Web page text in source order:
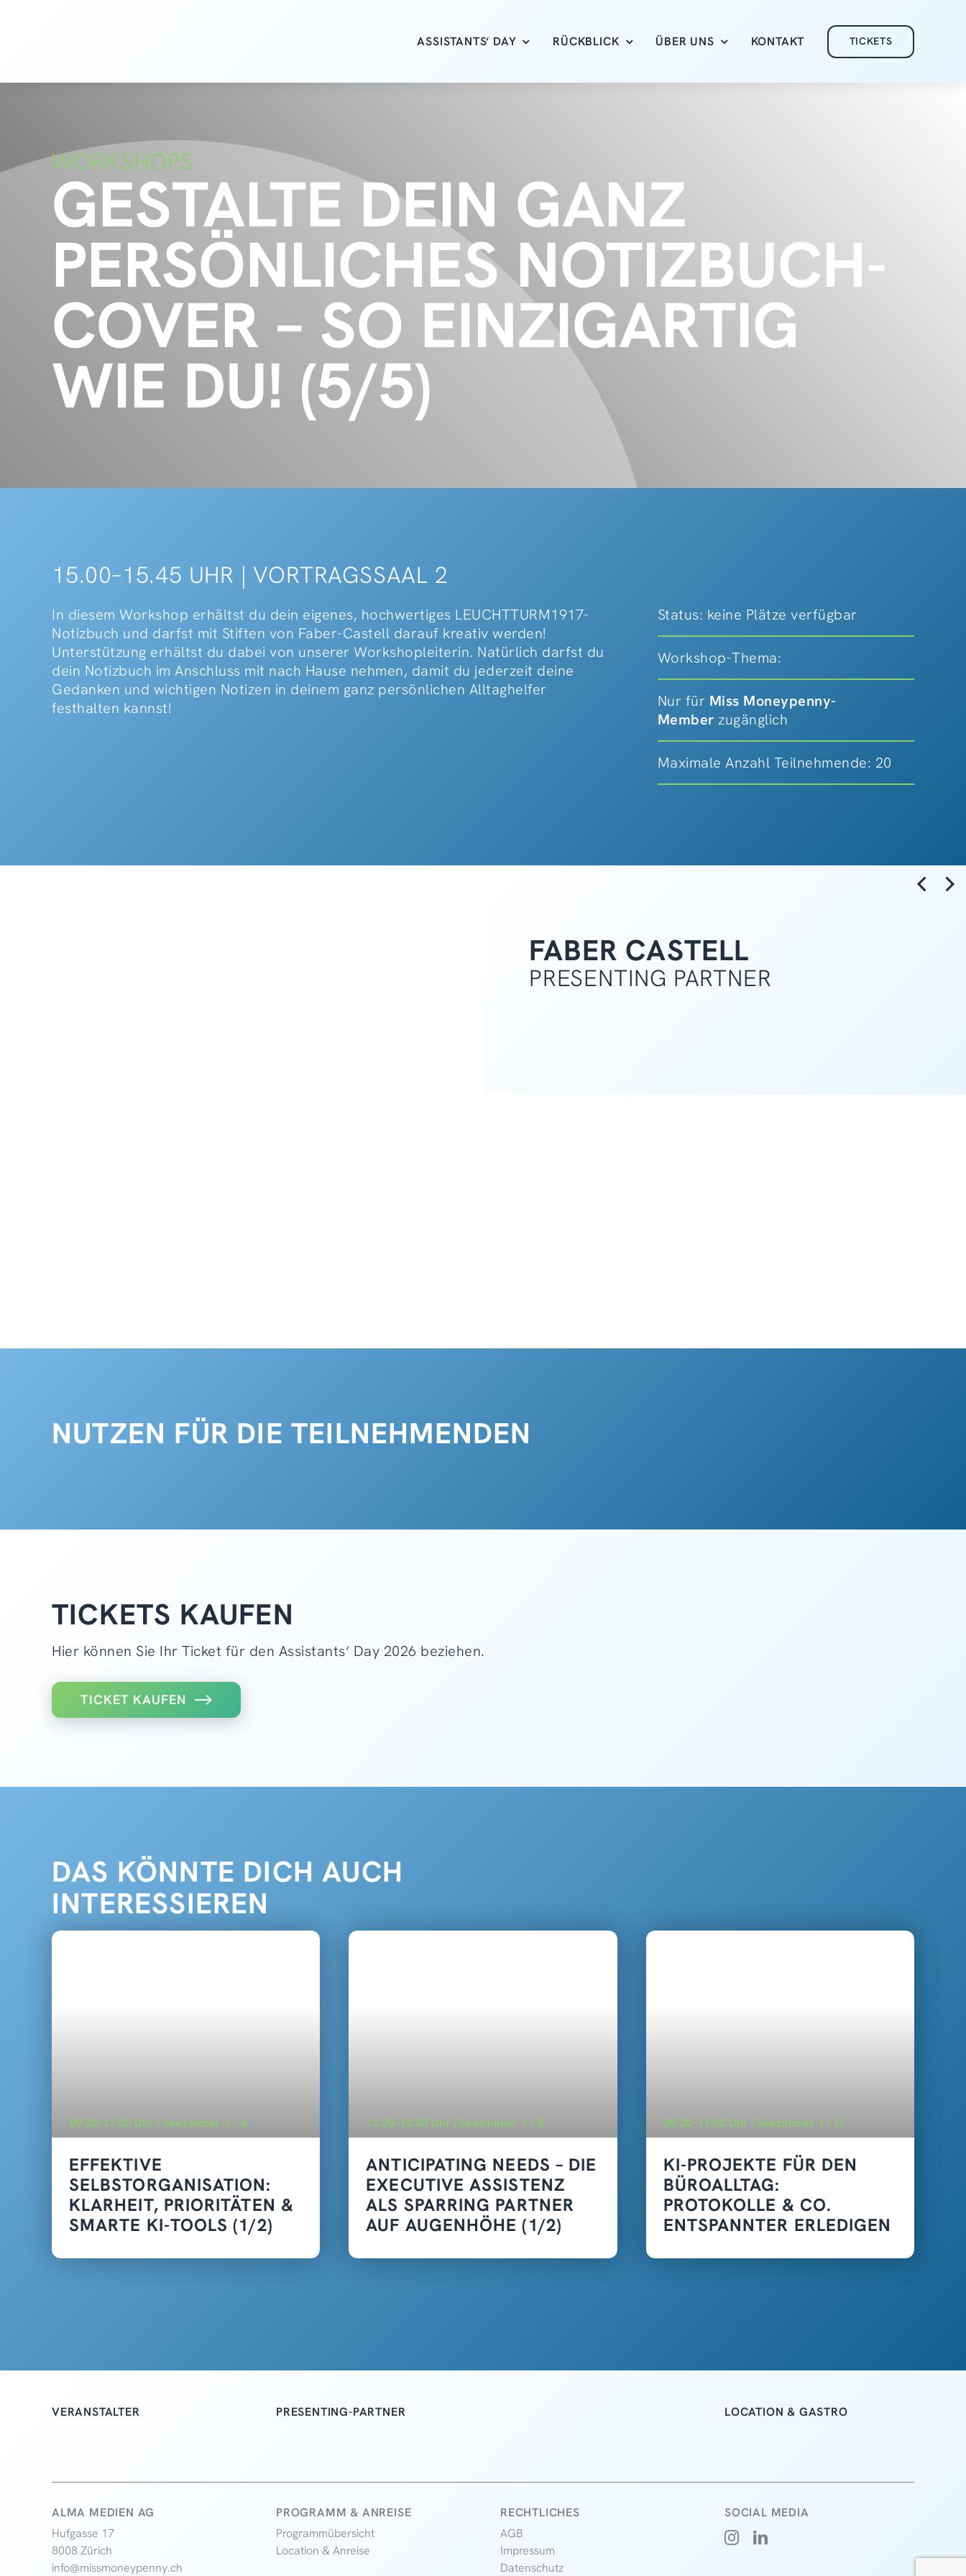
ASSISTANTS‘ DAY RÜCKBLICK ÜBER UNS KONTAKT TICKETS
WORKSHOPS
GESTALTE DEIN GANZ
PERSÖNLICHES NOTIZBUCH-
COVER – SO EINZIGARTIG
WIE DU! (5/5)
15.00–15.45 UHR | VORTRAGSSAAL 2
In diesem Workshop erhältst du dein eigenes, hochwertiges LEUCHTTURM1917-
Notizbuch und darfst mit Stiften von Faber-Castell darauf kreativ werden!
Unterstützung erhältst du dabei von unserer Workshopleiterin. Natürlich darfst du
dein Notizbuch im Anschluss mit nach Hause nehmen, damit du jederzeit deine
Gedanken und wichtigen Notizen in deinem ganz persönlichen Alltaghelfer
festhalten kannst!
Status: keine Plätze verfügbar
Workshop-Thema:
Nur für Miss Moneypenny-
Member zugänglich
Maximale Anzahl Teilnehmende: 20
FABER CASTELL
PRESENTING PARTNER
NUTZEN FÜR DIE TEILNEHMENDEN
TICKETS KAUFEN
Hier können Sie Ihr Ticket für den Assistants‘ Day 2026 beziehen.
TICKET KAUFEN
DAS KÖNNTE DICH AUCH
INTERESSIEREN
09.30–11.00 Uhr | Seezimmer 1 / A
EFFEKTIVE
SELBSTORGANISATION:
KLARHEIT, PRIORITÄTEN &
SMARTE KI-TOOLS (1/2)
11.30–13.00 Uhr | Seezimmer 1 / B
ANTICIPATING NEEDS – DIE
EXECUTIVE ASSISTENZ
ALS SPARRING PARTNER
AUF AUGENHÖHE (1/2)
09.30–11.00 Uhr | Seezimmer 1 / C
KI-PROJEKTE FÜR DEN
BÜROALLTAG:
PROTOKOLLE & CO.
ENTSPANNTER ERLEDIGEN
VERANSTALTER PRESENTING-PARTNER LOCATION & GASTRO
ALMA MEDIEN AG
Hufgasse 17
8008 Zürich
info@missmoneypenny.ch
PROGRAMM & ANREISE
Programmübersicht
Location & Anreise
RECHTLICHES
AGB
Impressum
Datenschutz
SOCIAL MEDIA